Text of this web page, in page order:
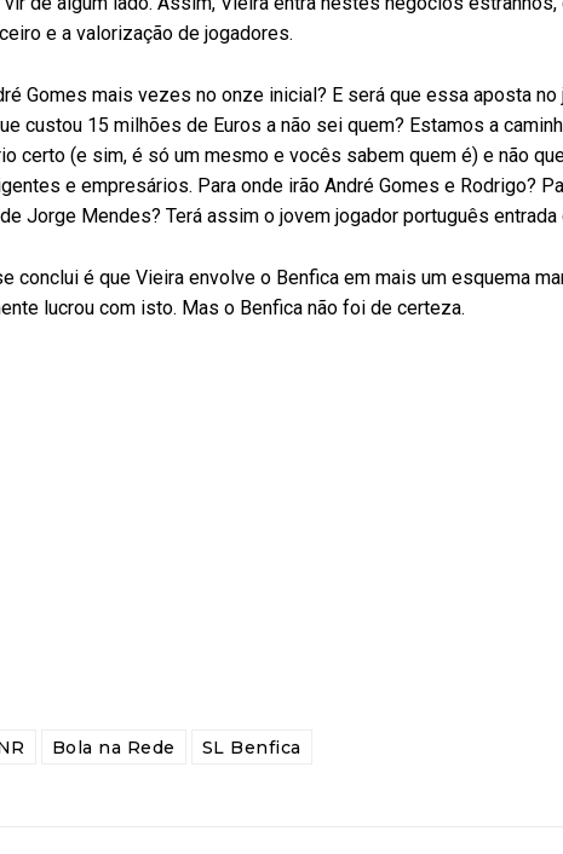
e a valorização de jogadores.
Gomes mais vezes no onze inicial? E será que essa aposta no
custou 15 milhões de Euros a não sei quem? Estamos a
certo (e sim, é só um mesmo e vocês sabem quem é) e não
e empresários. Para onde irão André Gomes e Rodrigo?
Jorge Mendes? Terá assim o jovem jogador português entrada
conclui é que Vieira envolve o Benfica em mais um esquema
lucrou com isto. Mas o Benfica não foi de certeza.
Bola na Rede SL Benfica